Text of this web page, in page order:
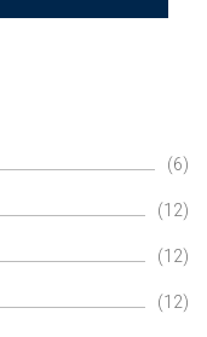
(6)
(12)
(12)
(12)